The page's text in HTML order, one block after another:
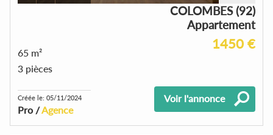
COLOMBES (92)
Appartement
1450 €
65 m²
3 pièces
Créée le: 05/11/2024
Pro /Agence
Voir l'annonce